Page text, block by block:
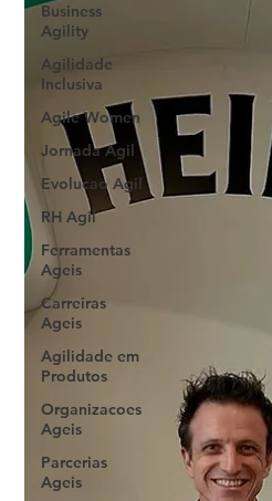
Business
Agility
Agilidade
Inclusiva
Agile Women
Jornada Agil
Evolucao Agil
RH Agil
Ferramentas
Ageis
Carreiras
Ageis
Agilidade em
Produtos
Organizacoes
Ageis
Parcerias
Ageis